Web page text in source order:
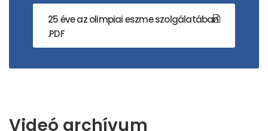
25 éve az olimpiai eszme szolgálatában
.PDF
Videó archívum